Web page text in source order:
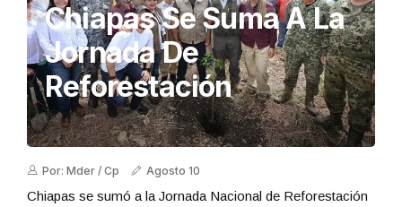
Chiapas Se Suma A La
Jornada De
Reforestación
Por: Mder / Cp Agosto 10
Chiapas se sumó a la Jornada Nacional de Reforestación